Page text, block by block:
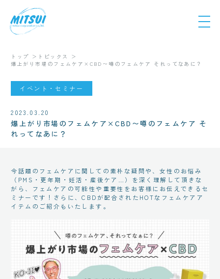
トップ
トピックス
爆上がり市場のフェムケア×CBD〜噂のフェムケア それってなあに？
イベント・セミナー
2023.03.20
爆上がり市場のフェムケア×CBD〜噂のフェムケア そ
れってなあに？
今話題のフェムケアに関しての素朴な疑問や、女性のお悩み
（PMS・更年期・妊活・産後ケア…）を深く理解して頂きな
がら、フェムケアの可能性や重要性をお客様にお伝えできるセ
ミナーです！さらに、CBDが配合されたHOTなフェムケアア
イテムのご紹介もいたします。